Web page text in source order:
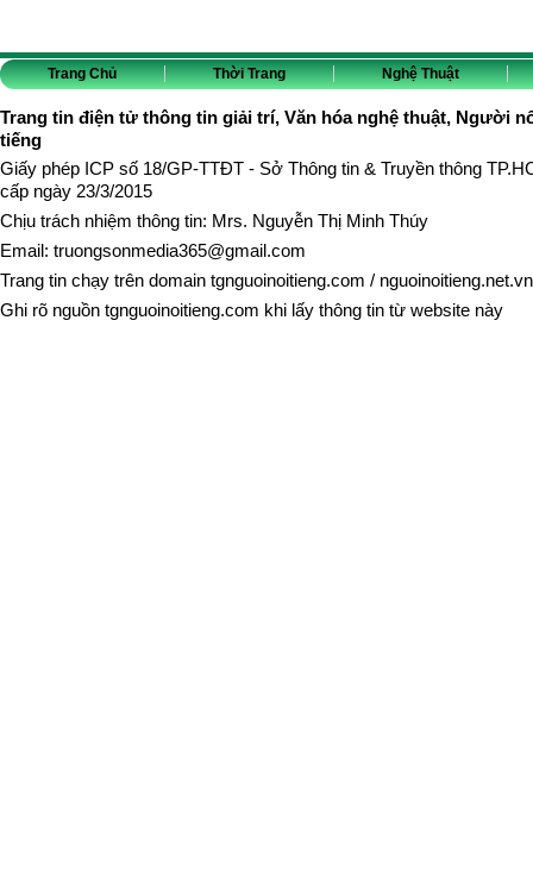
Trang Chủ Thời Trang Nghệ Thuật
Trang tin điện tử thông tin giải trí, Văn hóa nghệ thuật, Người
tiếng
Giấy phép ICP số 18/GP-TTĐT - Sở Thông tin & Truyền thông
cấp ngày 23/3/2015
Chịu trách nhiệm thông tin: Mrs. Nguyễn Thị Minh Thúy
Email: truongsonmedia365@gmail.com
Trang tin chạy trên domain tgnguoinoitieng.com / nguoinoitieng.net.vn
Ghi rõ nguồn tgnguoinoitieng.com khi lấy thông tin từ website này